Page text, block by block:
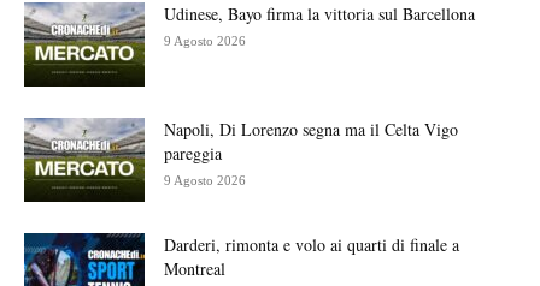
Udinese, Bayo firma la vittoria sul Barcellona
9 Agosto 2026
Napoli, Di Lorenzo segna ma il Celta Vigo
pareggia
9 Agosto 2026
Darderi, rimonta e volo ai quarti di finale a
Montreal